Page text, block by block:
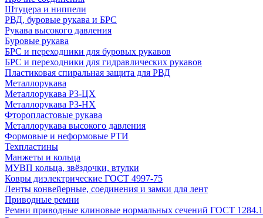
Штуцера и ниппели
РВД, буровые рукава и БРС
Рукава высокого давления
Буровые рукава
БРС и переходники для буровых рукавов
БРС и переходники для гидравлических рукавов
Пластиковая спиральная защита для РВД
Металлорукава
Металлорукава Р3-ЦХ
Металлорукава Р3-НХ
Фторопластовые рукава
Металлорукава высокого давления
Формовые и неформовые РТИ
Техпластины
Манжеты и кольца
МУВП кольца, звёздочки, втулки
Ковры диэлектрические ГОСТ 4997-75
Ленты конвейерные, соединения и замки для лент
Приводные ремни
Ремни приводные клиновые нормальных сечений ГОСТ